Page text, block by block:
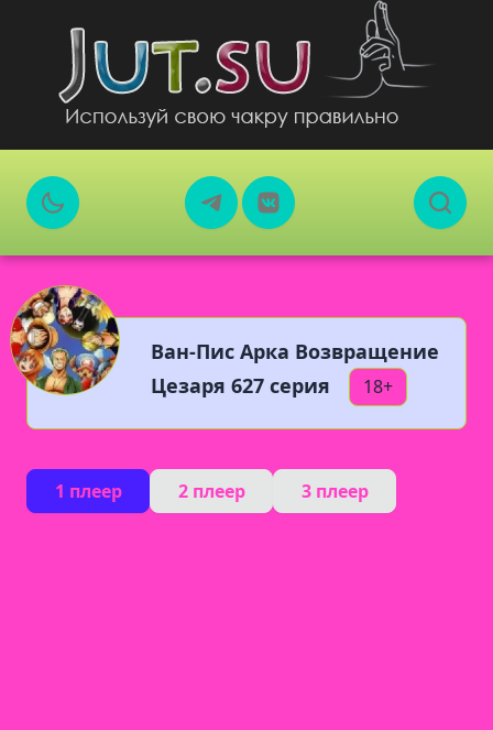
Ван-Пис Арка Возвращение
Цезаря 627 серия
18+
1 плеер 2 плеер 3 плеер